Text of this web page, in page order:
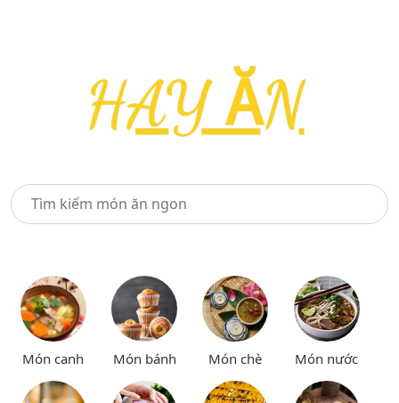
Món canh Món bánh Món chè Món nước